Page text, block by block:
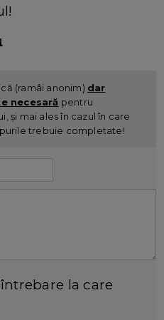
(ramâi anonim) dar
necesară pentru
și mai ales în cazul în care
trebuie completate!
la care